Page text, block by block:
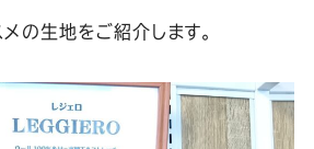
の の
公
の
公
の生地をご紹介します。